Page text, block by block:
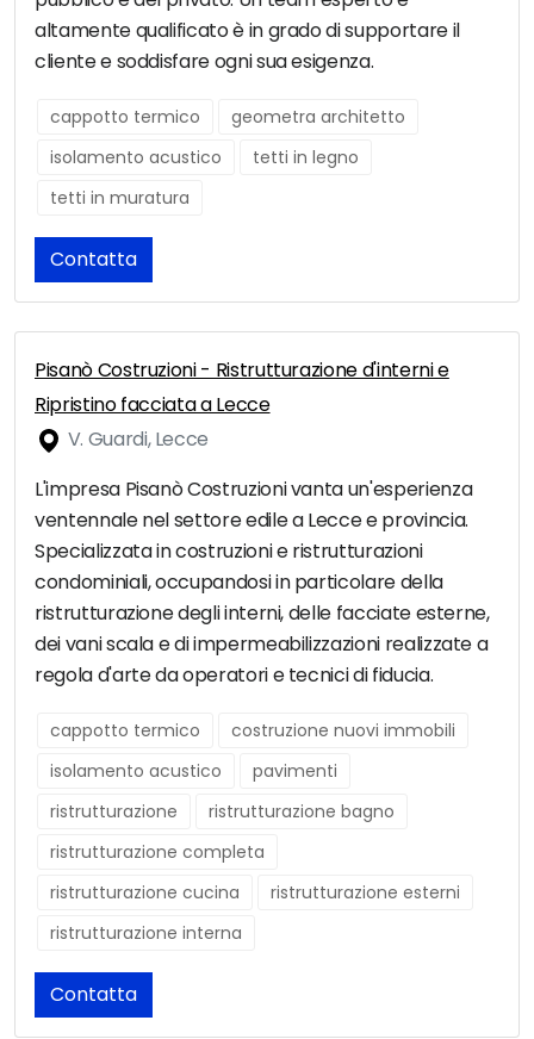
altamente qualificato è in grado di supportare il
cliente e soddisfare ogni sua esigenza.
cappotto termico
geometra architetto
isolamento acustico
tetti in legno
tetti in muratura
Contatta
Pisanò Costruzioni - Ristrutturazione d'interni e
Ripristino facciata a Lecce
V. Guardi, Lecce
L'impresa Pisanò Costruzioni vanta un'esperienza
ventennale nel settore edile a Lecce e provincia.
Specializzata in costruzioni e ristrutturazioni
condominiali, occupandosi in particolare della
ristrutturazione degli interni, delle facciate esterne,
dei vani scala e di impermeabilizzazioni realizzate a
regola d'arte da operatori e tecnici di fiducia.
cappotto termico
costruzione nuovi immobili
isolamento acustico
pavimenti
ristrutturazione
ristrutturazione bagno
ristrutturazione completa
ristrutturazione cucina
ristrutturazione esterni
ristrutturazione interna
Contatta